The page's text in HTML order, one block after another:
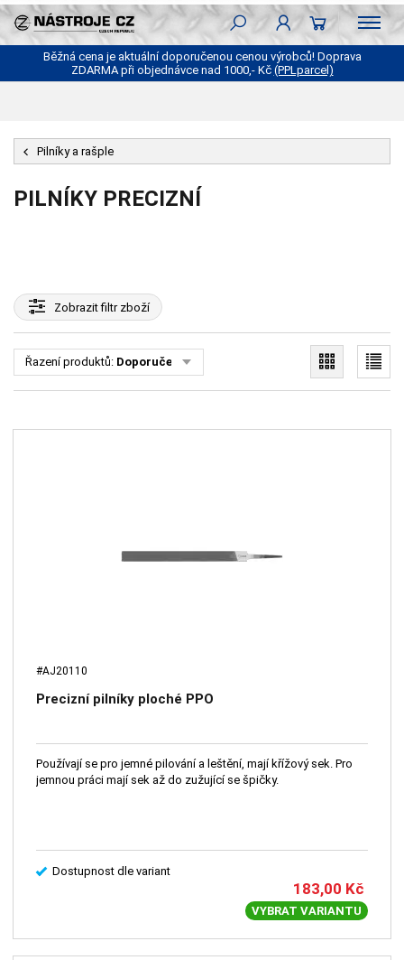
Běžná cena je aktuální doporučenou cenou výrobců! Doprava
ZDARMA při objednávce nad 1000,- Kč (PPLparcel)
Pilníky a rašple
PILNÍKY PRECIZNÍ
Zobrazitfiltr zboží
Řazení produktů: Doporučené
#AJ20110
Precizní pilníky ploché PPO
Používají se pro jemné pilování a leštění, mají křížový sek. Pro
jemnou práci mají sek až do zužující se špičky.
Dostupnost dle variant
183,00 Kč
VYBRAT VARIANTU